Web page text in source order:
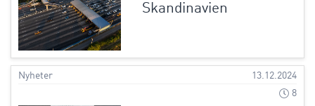
Skandinavien
Nyheter
13.12.2024
8